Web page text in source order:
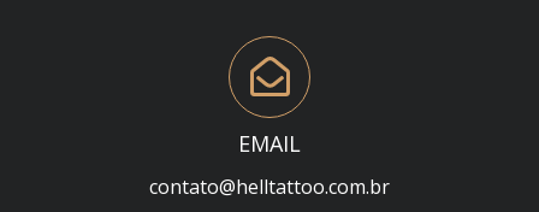
EMAIL
contato@helltattoo.com.br